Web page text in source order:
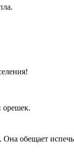
орешек.
обещает